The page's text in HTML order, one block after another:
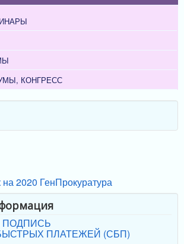
КОНГРЕСС
ПЛАТЕЖЕЙ (СБП)